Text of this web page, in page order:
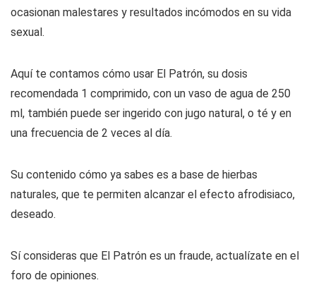
ocasionan malestares y resultados incómodos en su vida
sexual.
Aquí te contamos cómo usar El Patrón, su dosis
recomendada 1 comprimido, con un vaso de agua de 250
ml, también puede ser ingerido con jugo natural, o té y en
una frecuencia de 2 veces al día.
Su contenido cómo ya sabes es a base de hierbas
naturales, que te permiten alcanzar el efecto afrodisiaco,
deseado.
Sí consideras que El Patrón es un fraude, actualízate en el
foro de opiniones.